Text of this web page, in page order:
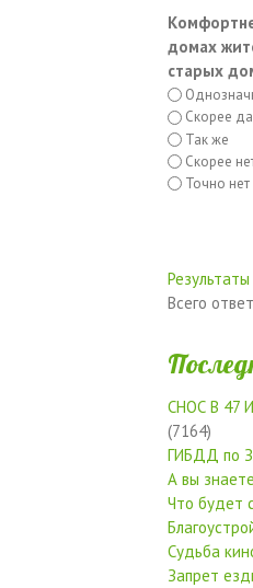
домах
старых
Скорее
Так же
Скорее
Точно нет
Результаты
Всего
СНОС В 47
(7164)
ГИБДД по
А вы
Что будет
Судьба
Запрет